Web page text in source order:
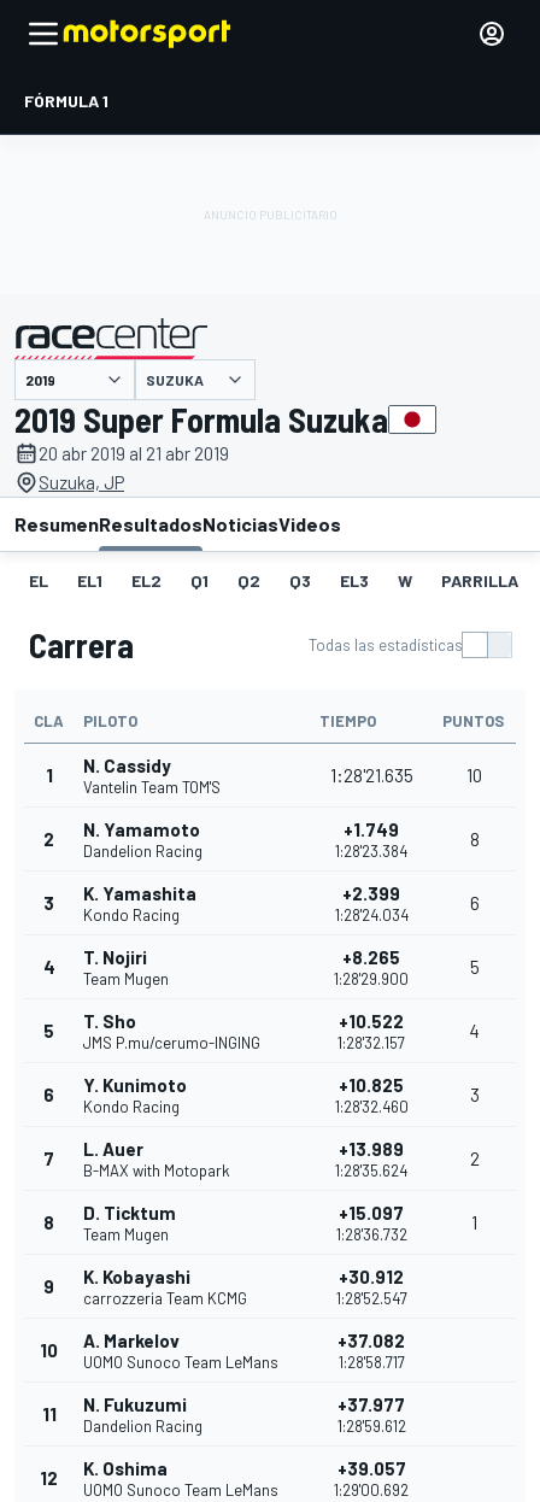
FÓRMULA 1
presentado por SUZUKA
2019 Super Formula Suzuka
20 abr 2019 al 21 abr 2019
Suzuka, JP
ResumenResultadosNoticiasVideos
EL EL1 EL2 Q1 Q2 Q3 EL3 W PARRILLA
Carrera Todas las estadísticas
CLA PILOTO TIEMPO PUNTOS
1 N. Cassidy
Vantelin Team TOM'S
1:28'21.635 10
2 N. Yamamoto
Dandelion Racing
+1.749
1:28'23.384
8
3 K. Yamashita
Kondo Racing
+2.399
1:28'24.034
6
4 T. Nojiri
Team Mugen
+8.265
1:28'29.900
5
5 T. Sho
JMS P.mu/cerumo-INGING
+10.522
1:28'32.157
4
6 Y. Kunimoto
Kondo Racing
+10.825
1:28'32.460
3
7 L. Auer
B-MAX with Motopark
+13.989
1:28'35.624
2
8 D. Ticktum
Team Mugen
+15.097
1:28'36.732
1
9 K. Kobayashi
carrozzeria Team KCMG
+30.912
1:28'52.547
10 A. Markelov
UOMO Sunoco Team LeMans
+37.082
1:28'58.717
11 N. Fukuzumi
Dandelion Racing
+37.977
1:28'59.612
12 K. Oshima
UOMO Sunoco Team LeMans
+39.057
1:29'00.692